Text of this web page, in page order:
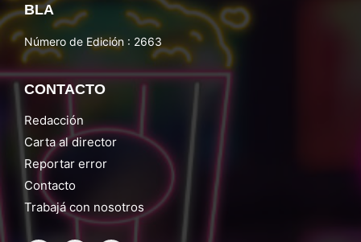
BLA
Número de Edición : 2663
CONTACTO
Redacción
Carta al director
Reportar error
Contacto
Trabajá con nosotros